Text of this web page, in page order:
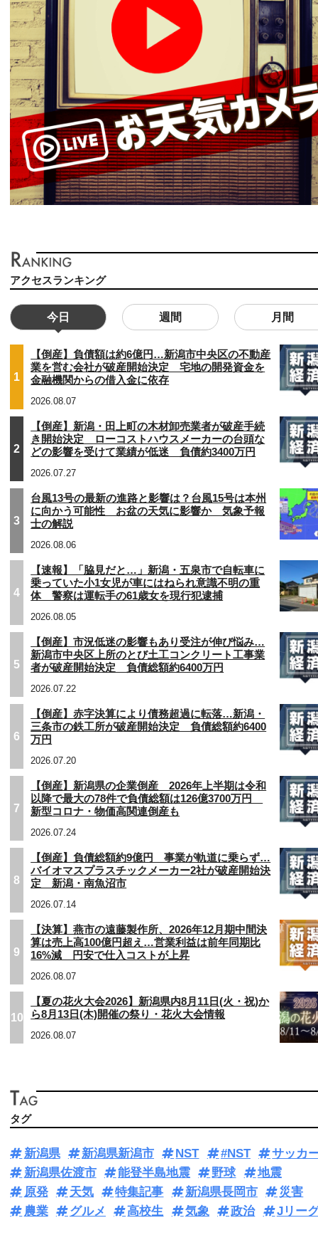
アクセスランキング
今日 週間 月間
1
【倒産】負債額は約6億円…新潟市中央区の不動産
業を営む会社が破産開始決定 宅地の開発資金を
金融機関からの借入金に依存
2026.08.07
2
【倒産】新潟・田上町の木材卸売業者が破産手続
き開始決定 ローコストハウスメーカーの台頭な
どの影響を受けて業績が低迷 負債約3400万円
2026.07.27
3
台風13号の最新の進路と影響は？台風15号は本州
に向かう可能性 お盆の天気に影響か 気象予報
士の解説
2026.08.06
4
【速報】「脇見だと…」新潟・五泉市で自転車に
乗っていた小1女児が車にはねられ意識不明の重
体 警察は運転手の61歳女を現行犯逮捕
2026.08.05
5
【倒産】市況低迷の影響もあり受注が伸び悩み…
新潟市中央区上所のとび土工コンクリート工事業
者が破産開始決定 負債総額約6400万円
2026.07.22
6
【倒産】赤字決算により債務超過に転落…新潟・
三条市の鉄工所が破産開始決定 負債総額約6400
万円
2026.07.20
7
【倒産】新潟県の企業倒産 2026年上半期は令和
以降で最大の78件で負債総額は126億3700万円
新型コロナ・物価高関連倒産も
2026.07.24
8
【倒産】負債総額約9億円 事業が軌道に乗らず…
バイオマスプラスチックメーカー2社が破産開始決
定 新潟・南魚沼市
2026.07.14
9
【決算】燕市の遠藤製作所、2026年12月期中間決
算は売上高100億円超え…営業利益は前年同期比
16%減 円安で仕入コストが上昇
2026.08.07
10
【夏の花火大会2026】新潟県内8月11日(火・祝)か
ら8月13日(木)開催の祭り・花火大会情報
2026.08.07
タグ
新潟県 新潟県新潟市 NST #NST
サッカ
新潟県佐渡市
能登半島地震 野球
地震
原発
天気 特集記事 新潟県長岡市
災害
農業
グルメ 高校生 気象 政治 Jリー